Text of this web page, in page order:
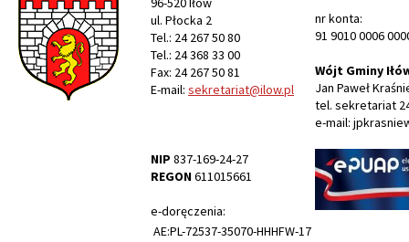
ul. Płocka 2
Tel.: 24 267 50 80
Tel.: 24 368 33 00
Fax: 24 267 50 81
E-mail: sekretariat@ilow.pl
NIP 837-169-24-27
REGON611015661
e-doręczenia:
AE:PL-72537-35070-HHHFW-17
nr konta:
91 9010 0006
Wójt Gminy
Jan Paweł
tel. sekretariat
e-mail: